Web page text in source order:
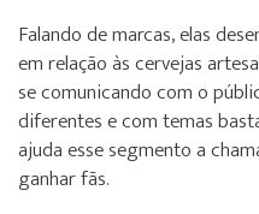
Falando de marcas, elas
em relação às cervejas
se comunicando com o
diferentes e com temas
ajuda esse segmento a
ganhar fãs.